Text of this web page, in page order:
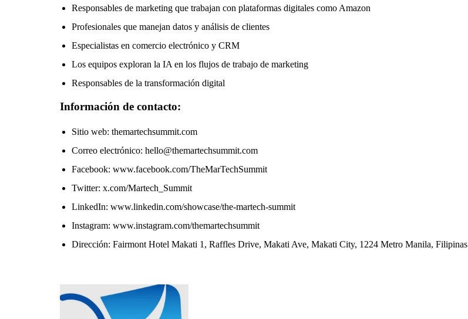
Responsables de marketing que trabajan con plataformas digitales como Amazon
Profesionales que manejan datos y análisis de clientes
Especialistas en comercio electrónico y CRM
Los equipos exploran la IA en los flujos de trabajo de marketing
Responsables de la transformación digital
Información de contacto:
Sitio web: themartechsummit.com
Correo electrónico: hello@themartechsummit.com
Facebook: www.facebook.com/TheMarTechSummit
Twitter: x.com/Martech_Summit
LinkedIn: www.linkedin.com/showcase/the-martech-summit
Instagram: www.instagram.com/themartechsummit
Dirección: Fairmont Hotel Makati 1, Raffles Drive, Makati Ave, Makati City, 1224 Metro Manila, Filipinas